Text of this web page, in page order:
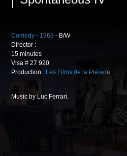
Comedy - 1963 - B/W
Director :
15 minutes
Visa # 27 920
Production : Les Films de la Pléiade
Music by Luc Ferrari.